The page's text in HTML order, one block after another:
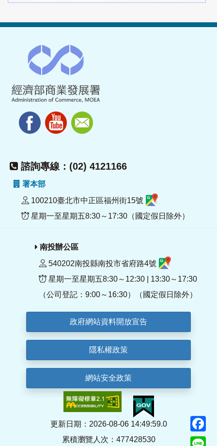
諮詢專線：(02) 4121166
署本部
100210臺北市中正區福州街15號
星期一至星期五8:30～17:30（國定假日除外）
南投辦公區
540202南投縣南投市省府路4號
星期一至星期五8:30～12:30 | 13:30～17:30
（公司登記：9:00～16:30）（國定假日除外）
政府網站資料開放宣告
隱私權政策
網站安全政策
更新日期：2026-08-06 14:49:59.0
累積瀏覽人次：477428530